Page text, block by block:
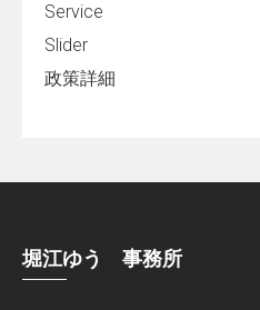
Service
Slider
政策詳細
堀江ゆう 事務所